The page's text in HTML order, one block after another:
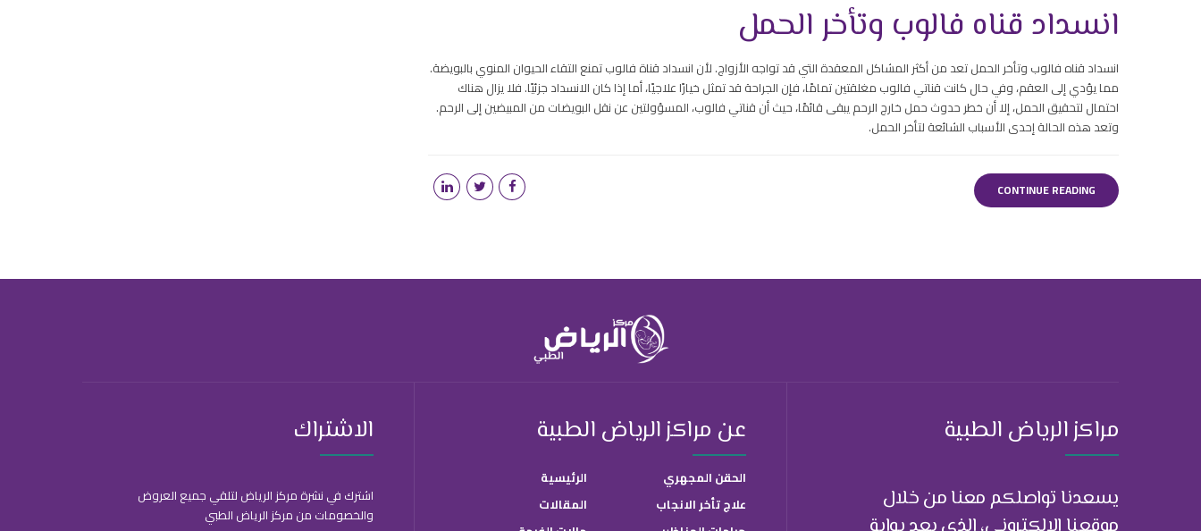
انسداد قناه فالوب وتأخر الحمل
انسداد قناه فالوب وتأخر الحمل تعد من أكثر المشاكل المعقدة التي قد تواجه الأزواج. لأن انسداد قناة فالوب تمنع التقاء الحيوان المنوي بالبويضة.
مما يؤدي إلى العقم، وفي حال كانت قناتي فالوب مغلقتين تمامًا، فإن الجراحة قد تمثل خيارًا علاجيًا، أما إذا كان الانسداد جزئيًا. فلا يزال هناك
احتمال لتحقيق الحمل، إلا أن خطر حدوث حمل خارج الرحم يبقى قائمًا، حيث أن قناتي فالوب، المسؤولتين عن نقل البويضات من المبيضين إلى الرحم.
وتعد هذه الحالة إحدى الأسباب الشائعة لتأخر الحمل.
CONTINUE READING
مراكز الرياض الطبية
يسعدنا تواصلكم معنا من خلال
عن مراكز الرياض الطبية
الحقن المجهري
علاج تأخر الانجاب
الرئيسية
المقالات
الاشتراك
اشترك في نشرة مركز الرياض لتلقي جميع العروض
والخصومات من مركز الرياض الطبي